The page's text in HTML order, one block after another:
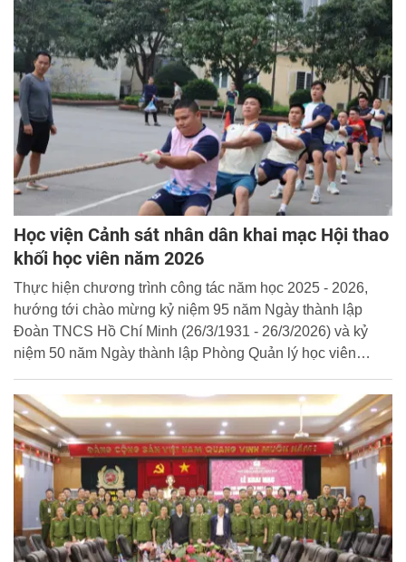
Học viện Cảnh sát nhân dân khai mạc Hội thao
khối học viên năm 2026
Thực hiện chương trình công tác năm học 2025 - 2026,
hướng tới chào mừng kỷ niệm 95 năm Ngày thành lập
Đoàn TNCS Hồ Chí Minh (26/3/1931 - 26/3/2026) và kỷ
niệm 50 năm Ngày thành lập Phòng Quản lý học viên
Học viện Cảnh sát nhân dân (CSND) đã diễn ra Lễ Khai
mạc Hội thao khối học viên năm 2026.